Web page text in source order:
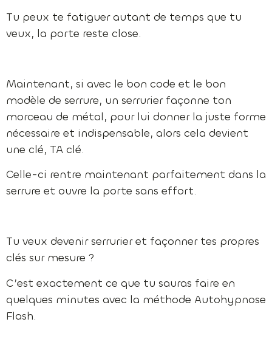
Tu peux te fatiguer autant de temps que tu
veux, la porte reste close.
Maintenant, si avec le bon code et le bon
modèle de serrure, un serrurier façonne ton
morceau de métal, pour lui donner la juste forme
nécessaire et indispensable, alors cela devient
une clé, TA clé.
Celle-ci rentre maintenant parfaitement dans la
serrure et ouvre la porte sans effort.
Tu veux devenir serrurier et façonner tes propres
clés sur mesure ?
C’est exactement ce que tu sauras faire en
quelques minutes avec la méthode Autohypnose
Flash.